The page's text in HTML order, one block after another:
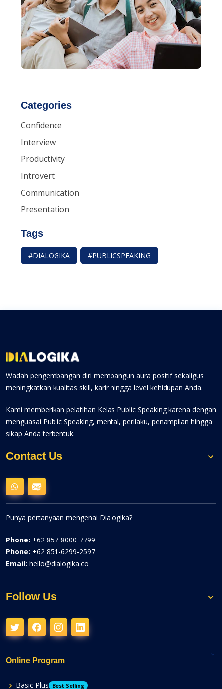
Categories
Confidence
Interview
Productivity
Introvert
Communication
Presentation
Tags
#DIALOGIKA #PUBLICSPEAKING
Wadah pengembangan diri membangun aura positif sekaligus
meningkatkan kualitas skill, karir hingga level kehidupan Anda.
Kami memberikan pelatihan Kelas Public Speaking karena dengan
menguasai Public Speaking, mental, perilaku, penampilan hingga
sikap Anda terbentuk.
Contact Us
Punya pertanyaan mengenai Dialogika?
Phone: +62 857-8000-7799
Phone: +62 851-6299-2597
Email: hello@dialogika.co
Follow Us
Online Program
Basic Plus Best Selling